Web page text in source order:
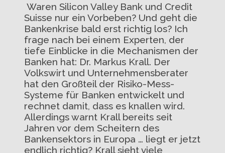
Waren Silicon Valley Bank und Credit
Suisse nur ein Vorbeben? Und geht die
Bankenkrise bald erst richtig los? Ich
frage nach bei einem Experten, der
tiefe Einblicke in die Mechanismen der
Banken hat: Dr. Markus Krall. Der
Volkswirt und Unternehmensberater
hat den Großteil der Risiko-Mess-
Systeme für Banken entwickelt und
rechnet damit, dass es knallen wird.
Allerdings warnt Krall bereits seit
Jahren vor dem Scheitern des
Bankensektors in Europa … liegt er jetzt
endlich richtig? Krall sieht viele